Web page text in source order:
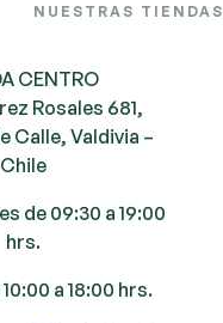
NUESTRAS TIENDAS
CENTRO
Rosales 681,
Calle, Valdivia –
Chile
de 09:30 a 19:00
hrs.
a 18:00 hrs.